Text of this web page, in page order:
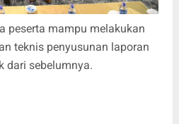
peserta mampu melakukan
teknis penyusunan laporan
dari sebelumnya.